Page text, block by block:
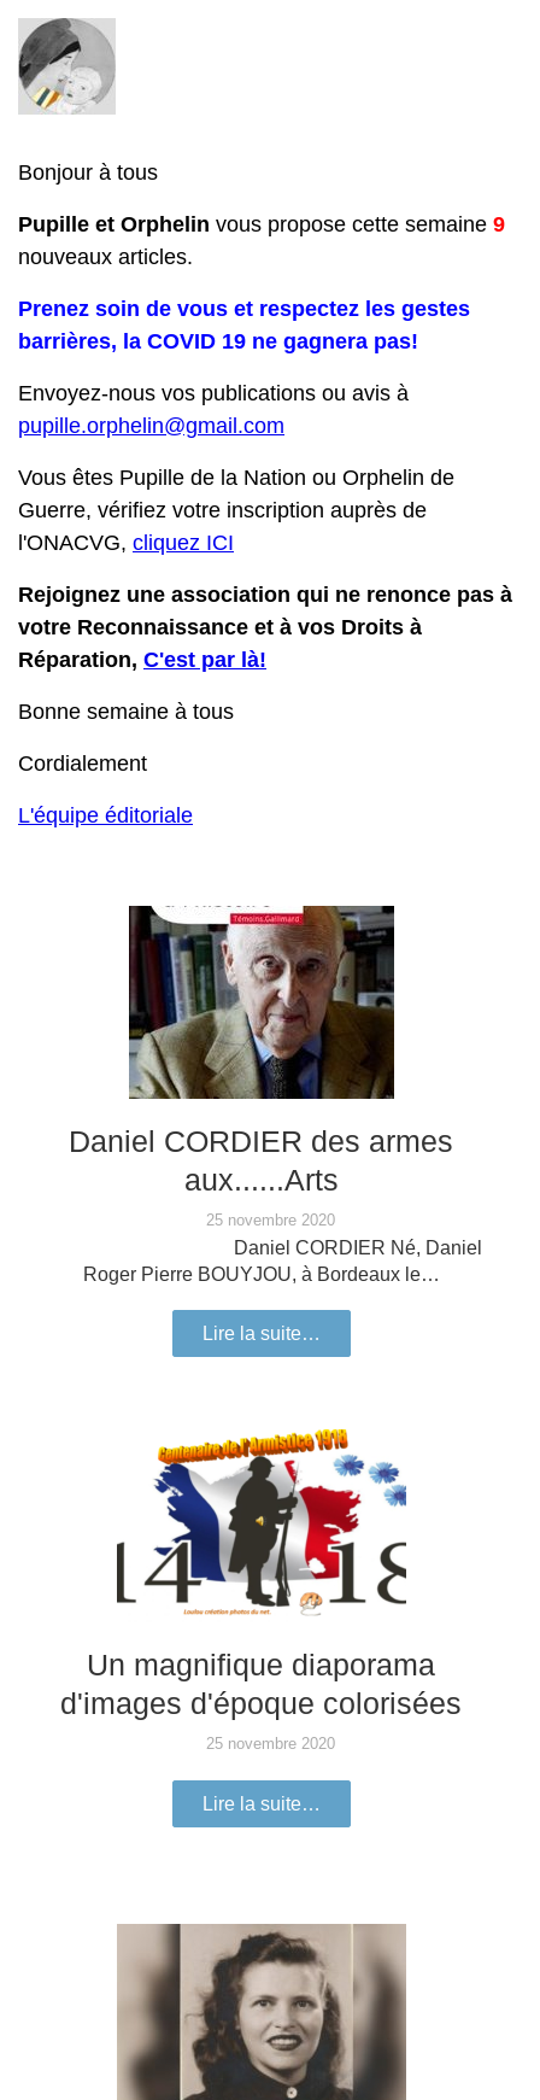
Bonjour à tous
Pupille et Orphelin vous propose cette semaine 9
nouveaux articles.
Prenez soin de vous et respectez les gestes
barrières, la COVID 19 ne gagnera pas!
Envoyez-nous vos publications ou avis à
pupille.orphelin@gmail.com
Vous êtes Pupille de la Nation ou Orphelin de
Guerre, vérifiez votre inscription auprès de
l'ONACVG, cliquez ICI
Rejoignez une association qui ne renonce pas à
votre Reconnaissance et à vos Droits à
Réparation, C'est par là!
Bonne semaine à tous
Cordialement
L'équipe éditoriale
Daniel CORDIER des armes
aux......Arts
25 novembre 2020
Daniel CORDIER Né, Daniel
Roger Pierre BOUYJOU, à Bordeaux le…
Lire la suite…
Un magnifique diaporama
d'images d'époque colorisées
25 novembre 2020
Lire la suite…